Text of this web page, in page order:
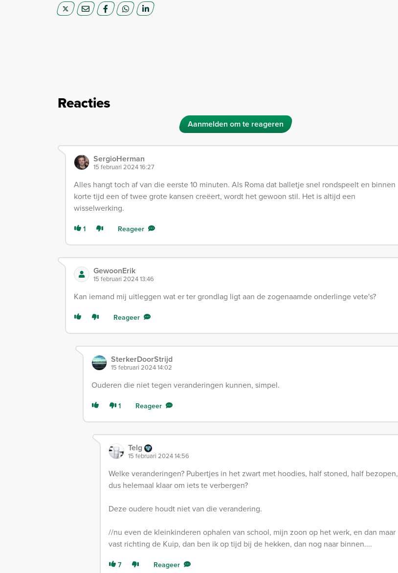
Reacties
Aanmelden om te reageren
SergioHerman
15 februari 2024 16:27
Alles hangt toch af van die eerste 10 minuten. Als Roma dat balletje snel rondspeelt en binnen
korte tijd een of twee grote kansen creëert, wordt het gewoon stil. Het is altijd een
wisselwerking.
1 Reageer
GewoonErik
15 februari 2024 13:46
Kan iemand mij uitleggen wat er ter grondlag ligt aan de zogenaamde onderlinge vete's?
Reageer
SterkerDoorStrijd
15 februari 2024 14:02
Ouderen die niet tegen veranderingen kunnen, simpel.
1 Reageer
Telg
15 februari 2024 14:56
Welke veranderingen? Pubertjes in het zwart met hoodies, half stoned, half bezopen,
dus helemaal klaar om iets te verbergen?
Deze oudere houdt niet van die verandering.
//nu even de kleinkinderen ophalen van school, mijn zoon op het werk, en dan maar
vast richting de Kuip, dan ben ik op tijd bij de hekken, dan nog naar binnen....
7 Reageer